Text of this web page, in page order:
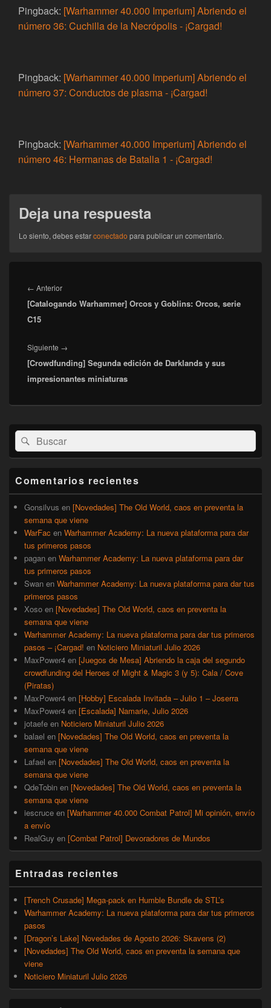
Pingback: [Warhammer 40.000 Imperium] Abriendo el
número 36: Cuchilla de la Necrópolis - ¡Cargad!
Pingback: [Warhammer 40.000 Imperium] Abriendo el
número 37: Conductos de plasma - ¡Cargad!
Pingback: [Warhammer 40.000 Imperium] Abriendo el
número 46: Hermanas de Batalla 1 - ¡Cargad!
Deja una respuesta
Lo siento, debes estarconectado para publicar un comentario.
de
entradas
← AnteriorEntrada
anterior:
[Catalogando Warhammer] Orcos y Goblins: Orcos, serie
C15
Siguiente →
siguiente:
[Crowdfunding] Segunda edición de Darklands y sus
impresionantes miniaturas
El
área
de
lateral
primaria
Buscar
por:
Buscar
Comentarios recientes
Gonsilvus en [Novedades] The Old World, caos en preventa la
semana que viene
WarFac en Warhammer Academy: La nueva plataforma para dar
tus primeros pasos
pagan en Warhammer Academy: La nueva plataforma para dar
tus primeros pasos
Swan en Warhammer Academy: La nueva plataforma para dar tus
primeros pasos
Xoso en [Novedades] The Old World, caos en preventa la
semana que viene
Warhammer Academy: La nueva plataforma para dar tus primeros
pasos – ¡Cargad! en Noticiero Miniaturil Julio 2026
MaxPower4 en [Juegos de Mesa] Abriendo la caja del segundo
crowdfunding del Heroes of Might & Magic 3 (y 5): Cala / Cove
(Piratas)
MaxPower4 en [Hobby] Escalada Invitada – Julio 1 – Joserra
MaxPower4 en [Escalada] Namarie, Julio 2026
jotaefe en Noticiero Miniaturil Julio 2026
balael en [Novedades] The Old World, caos en preventa la
semana que viene
Lafael en [Novedades] The Old World, caos en preventa la
semana que viene
QdeTobin en [Novedades] The Old World, caos en preventa la
semana que viene
iescruce en [Warhammer 40.000 Combat Patrol] Mi opinión, envío
a envío
RealGuy en [Combat Patrol] Devoradores de Mundos
Entradas recientes
[Trench Crusade] Mega-pack en Humble Bundle de STL’s
Warhammer Academy: La nueva plataforma para dar tus primeros
pasos
[Dragon’s Lake] Novedades de Agosto 2026: Skavens (2)
[Novedades] The Old World, caos en preventa la semana que
viene
Noticiero Miniaturil Julio 2026